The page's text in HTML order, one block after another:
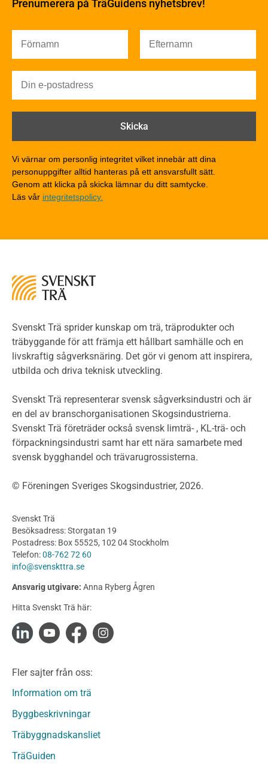
Värmeisolering och lufttäthet
Ljud
Brandsäkerhet
Brandsäkerhet
Brandförlopp i byggnader
Brandklasser för material och konstruktioner
Detaljlösningar
Träytors brandegenskaper
Tekniska byten med sprinkler
Riskvärdering i flervåningsbostadshus
Miljöeffekter
LCA
Miljödeklarationer och märkning
Termer och förkortningar
Planering
Klimatkalkylator hallar
Projektering av trähus - generellt
Byggsystem
Fasadsystem i skivmaterial
Bullerskärmar och andra utomhuskonstruktioner
Byggnation och utförande
Utförande
Produkter
Konstruktionsvirke
Konstruktionsvirke Behandlat
Konstruktionsvirke Fingerskarvat
Konstruktionsvirke Fingerskarvat Obehandlat
Limträ
Fanerträ
Fanerträ Obehandlat
Träpanel och Utvändig beklädnad Behandlat
Träpanel och utvändig beklädnad Obehandlat
Trägolv
Prenumerera på TräGuidens nyhetsbrev!
Vi värnar om personlig integritet vilket innebär att dina
personuppgifter alltid hanteras på ett ansvarsfullt sätt.
Genom att klicka på skicka lämnar du ditt samtycke.
Läs vår integritetspolicy.
Svenskt Trä sprider kunskap om trä, träprodukter och
träbyggande för att främja ett hållbart samhälle och en
livskraftig sågverksnäring. Det gör vi genom att inspirera,
utbilda och driva teknisk utveckling.
Svenskt Trä representerar svensk sågverksindustri och är
en del av branschorganisationen Skogsindustrierna.
Svenskt Trä företräder också svensk limträ- , KL-trä- och
förpackningsindustri samt har ett nära samarbete med
svensk bygghandel och trävarugrossisterna.
© Föreningen Sveriges Skogsindustrier, 2026.
Svenskt Trä
Besöksadress: Storgatan 19
Postadress: Box 55525, 102 04 Stockholm
Telefon:08-762 72 60
info@svenskttra.se
Ansvarig utgivare: Anna Ryberg Ågren
Hitta Svenskt Trä här:
Fler sajter från oss:
Information om trä
Byggbeskrivningar
Träbyggnadskansliet
TräGuiden